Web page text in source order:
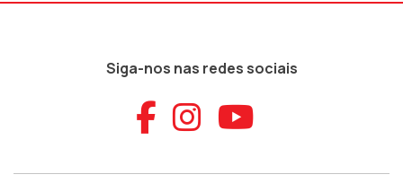
Siga-nos nas redes sociais
Aceder ao
Aceder ao
Aceder